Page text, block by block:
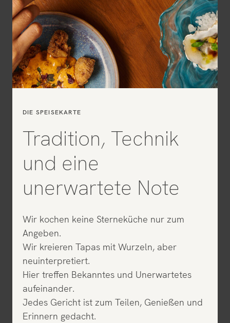
DIE SPEISEKARTE
Tradition, Technik
und eine
unerwartete Note
Wir kochen keine Sterneküche nur zum
Angeben.
Wir kreieren Tapas mit Wurzeln, aber
neuinterpretiert.
Hier treffen Bekanntes und Unerwartetes
aufeinander.
Jedes Gericht ist zum Teilen, Genießen und
Erinnern gedacht.